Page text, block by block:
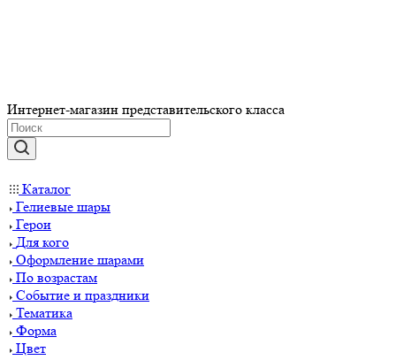
Интернет-магазин представительского класса
Каталог
Гелиевые шары
Герои
Для кого
Оформление шарами
По возрастам
Событие и праздники
Тематика
Форма
Цвет